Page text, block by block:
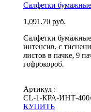
Салфетки
1,091.70 руб.
Салфетки
интенсив, с
листов в пачке, 9
гофрокороб.
Артикул :
СL-1-КРА-ИНТ-
КУПИТЬ